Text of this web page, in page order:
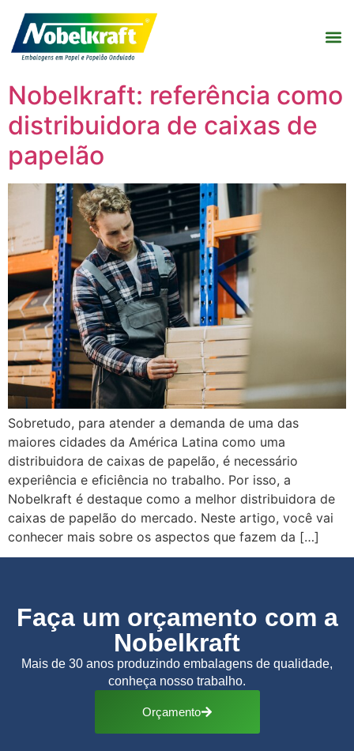
Nobelkraft: referência como
distribuidora de caixas de
papelão
Sobretudo, para atender a demanda de uma das
maiores cidades da América Latina como uma
distribuidora de caixas de papelão, é necessário
experiência e eficiência no trabalho. Por isso, a
Nobelkraft é destaque como a melhor distribuidora de
caixas de papelão do mercado. Neste artigo, você vai
conhecer mais sobre os aspectos que fazem da […]
Faça um orçamento com a
Nobelkraft
Mais de 30 anos produzindo embalagens de qualidade,
conheça nosso trabalho.
Orçamento